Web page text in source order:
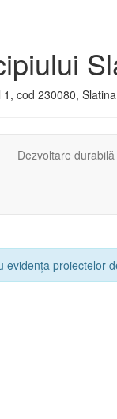
cod 230080,
Dezvoltare durabilă
evidența proiectelor